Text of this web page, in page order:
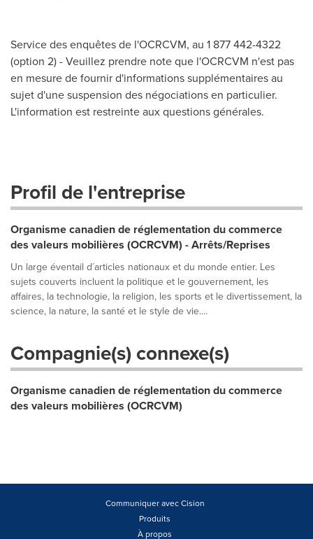
Service des enquêtes de l'OCRCVM, au 1 877 442-4322
(option 2) - Veuillez prendre note que l'OCRCVM n'est pas
en mesure de fournir d'informations supplémentaires au
sujet d'une suspension des négociations en particulier.
L'information est restreinte aux questions générales.
Profil de l'entreprise
Organisme canadien de réglementation du commerce
des valeurs mobilières (OCRCVM) - Arrêts/Reprises
Un large éventail d´articles nationaux et du monde entier. Les
sujets couverts incluent la politique et le gouvernement, les
affaires, la technologie, la religion, les sports et le divertissement, la
science, la nature, la santé et le style de vie....
Compagnie(s) connexe(s)
Organisme canadien de réglementation du commerce
des valeurs mobilières (OCRCVM)
Communiquer avec Cision
Produits
À propos